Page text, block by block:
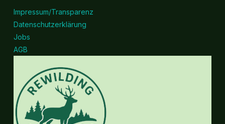
Impressum/Transparenz
Datenschutzerklärung
Jobs
AGB